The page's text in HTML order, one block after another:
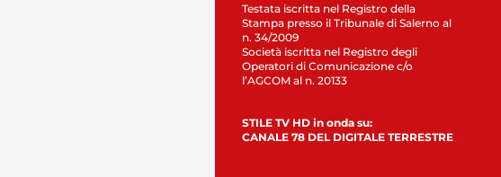
Testata iscritta nel Registro della
Stampa presso il Tribunale di Salerno al
n. 34/2009
Società iscritta nel Registro degli
Operatori di Comunicazione c/o
l’AGCOM al n. 20133
STILE TV HD in onda su:
CANALE 78 DEL DIGITALE TERRESTRE